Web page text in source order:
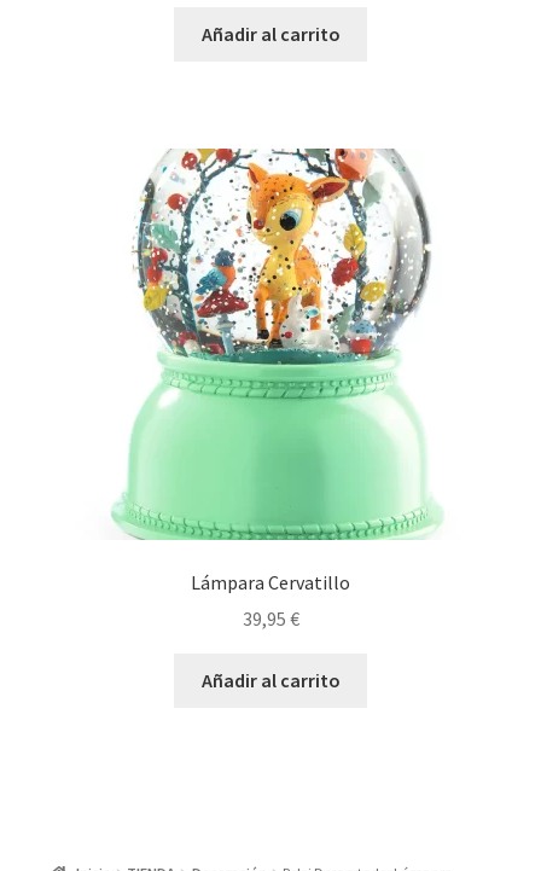
Añadir al carrito
Lámpara Cervatillo
39,95 €
Añadir al carrito